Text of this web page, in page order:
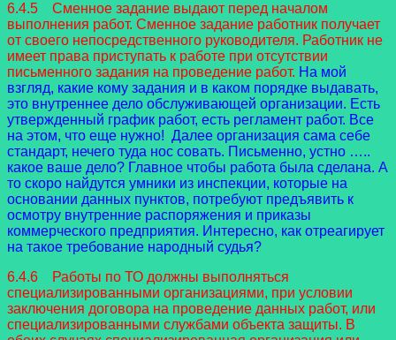
6.4.5 Сменное задание выдают перед началом
выполнения работ. Сменное задание работник получает
от своего непосредственного руководителя. Работник не
имеет права приступать к работе при отсутствии
письменного задания на проведение работ. На мой
взгляд, какие кому задания и в каком порядке выдавать,
это внутреннее дело обслуживающей организации. Есть
утвержденный график работ, есть регламент работ. Все
на этом, что еще нужно! Далее организация сама себе
стандарт, нечего туда нос совать. Письменно, устно …..
какое ваше дело? Главное чтобы работа была сделана. А
то скоро найдутся умники из инспекции, которые на
основании данных пунктов, потребуют предъявить к
осмотру внутренние распоряжения и приказы
коммерческого предприятия. Интересно, как отреагирует
на такое требование народный судья?
6.4.6 Работы по ТО должны выполняться
специализированными организациями, при условии
заключения договора на проведение данных работ, или
специализированными службами объекта защиты. В